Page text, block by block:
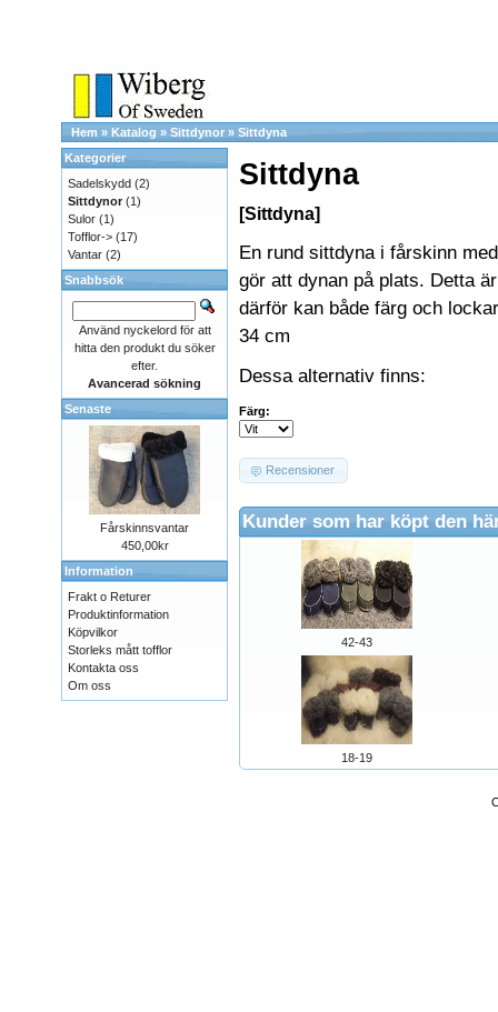
Hem » Katalog » Sittdynor » Sittdyna
Sittdyna
[Sittdyna]
En rund sittdyna i fårskinn
gör att dynan på plats. Detta
därför kan både färg och
34 cm
Dessa alternativ finns:
Färg:
Recensioner
Kunder som har köpt den
42-43
18-19
Kategorier
Sadelskydd (2)
Sittdynor (1)
Sulor (1)
Tofflor-> (17)
Vantar (2)
Snabbsök
Använd nyckelord för att
hitta den produkt du söker
efter.
Avancerad sökning
Senaste
Fårskinnsvantar
450,00kr
Information
Frakt o Returer
Produktinformation
Köpvilkor
Storleks mått tofflor
Kontakta oss
Om oss